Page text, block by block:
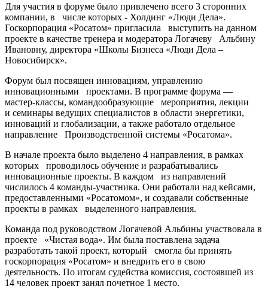
Для участия в форуме было привлечено всего 3 сторонних
компании, в числе которых - Холдинг «Люди Дела».
Госкорпорация «Росатом» пригласила выступить на данном
проекте в качестве тренера и модератора Логачеву Альбину
Ивановну, директора «Школы Бизнеса «Люди Дела –
Новосибирск».
Форум был посвящен инновациям, управлению
инновационными проектами. В программе форума —
мастер-классы, командообразующие мероприятия, лекции
и семинары ведущих специалистов в области энергетики,
инноваций и глобализации, а также работало отдельное
направление Производственной системы «Росатома».
В начале проекта было выделено 4 направления, в рамках
которых проводилось обучение и разрабатывались
инновационные проекты. В каждом из направлений
числилось 4 команды-участника. Они работали над кейсами,
предоставленными «Росатомом», и создавали собственные
проекты в рамках выделенного направления.
Команда под руководством Логачевой Альбины участвовала в
проекте «Чистая вода». Им была поставлена задача
разработать такой проект, который смогла бы принять
госкорпорация «Росатом» и внедрить его в свою
деятельность. По итогам судейства комиссия, состоявшей из
14 человек проект занял почетное 1 место.